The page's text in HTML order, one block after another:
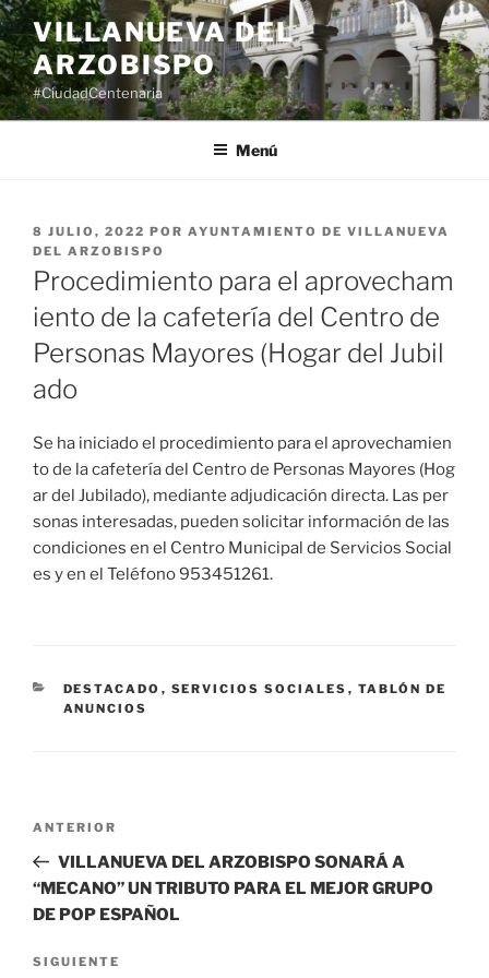
Saltar
al
contenido
VILLANUEVA DEL
ARZOBISPO
#CiudadCentenaria
Menú
PUBLICADO
EL
8 JULIO, 2022 POR AYUNTAMIENTO DE VILLANUEVA
DEL ARZOBISPO
Procedimiento para el aprovecham
iento de la cafetería del Centro de
Personas Mayores (Hogar del Jubil
ado
Se ha iniciado el procedimiento para el aprovechamien
to de la cafetería del Centro de Personas Mayores (Hog
ar del Jubilado), mediante adjudicación directa. Las per
sonas interesadas, pueden solicitar información de las
condiciones en el Centro Municipal de Servicios Social
es y en el Teléfono 953451261.
CATEGORÍAS
DESTACADO , SERVICIOS SOCIALES , TABLÓN DE
ANUNCIOS
entradas
Entrada
anterior:
ANTERIOR
VILLANUEVA DEL ARZOBISPO SONARÁ A
“MECANO” UN TRIBUTO PARA EL MEJOR GRUPO
DE POP ESPAÑOL
Siguiente
SIGUIENTE